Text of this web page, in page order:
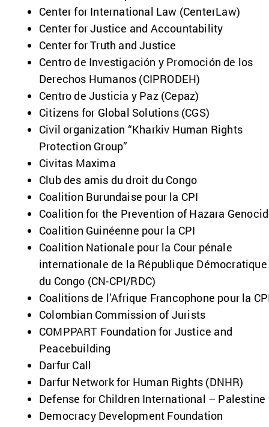
Center for International Law (CenterLaw)
Center for Justice and Accountability
Center for Truth and Justice
Centro de Investigación y Promoción de los
Derechos Humanos (CIPRODEH)
Centro de Justicia y Paz (Cepaz)
Citizens for Global Solutions (CGS)
Civil organization “Kharkiv Human Rights
Protection Group”
Civitas Maxima
Club des amis du droit du Congo
Coalition Burundaise pour la CPI
Coalition for the Prevention of Hazara
Coalition Guinéenne pour la CPI
Coalition Nationale pour la Cour pénale
internationale de la République Démocratique
du Congo (CN-CPI/RDC)
Coalitions de l’Afrique Francophone pour la
Colombian Commission of Jurists
COMPPART Foundation for Justice and
Peacebuilding
Darfur Call
Darfur Network for Human Rights (DNHR)
Defense for Children International – Palestine
Democracy Development Foundation